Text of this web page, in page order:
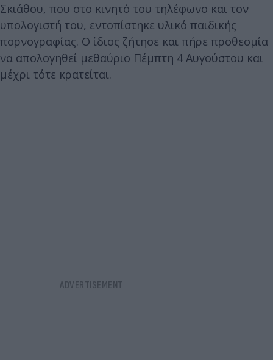
Σκιάθου, που στο κινητό του τηλέφωνο και τον
υπολογιστή του, εντοπίστηκε υλικό παιδικής
πορνογραφίας. Ο ίδιος ζήτησε και πήρε προθεσμία
να απολογηθεί μεθαύριο Πέμπτη 4 Αυγούστου και
μέχρι τότε κρατείται.